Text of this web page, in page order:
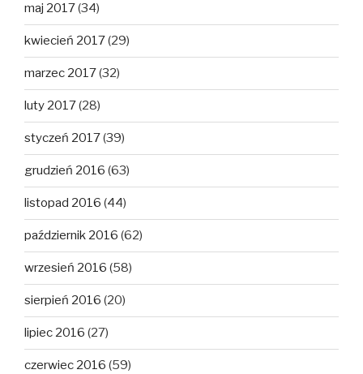
maj 2017(34)
kwiecień 2017(29)
marzec 2017(32)
luty 2017(28)
styczeń 2017(39)
grudzień 2016 (63)
listopad 2016 (44)
październik 2016 (62)
wrzesień 2016 (58)
sierpień 2016 (20)
lipiec 2016 (27)
czerwiec 2016 (59)